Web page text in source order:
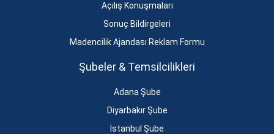
Açılış Konuşmaları
Sonuç Bildirgeleri
Madencilik Ajandası Reklam Formu
Şubeler & Temsilcilikleri
Adana Şube
Diyarbakır Şube
İstanbul Şube